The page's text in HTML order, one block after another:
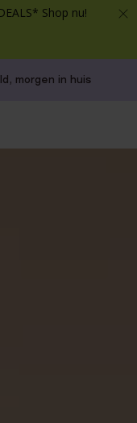
Shop nu!
morgen in huis